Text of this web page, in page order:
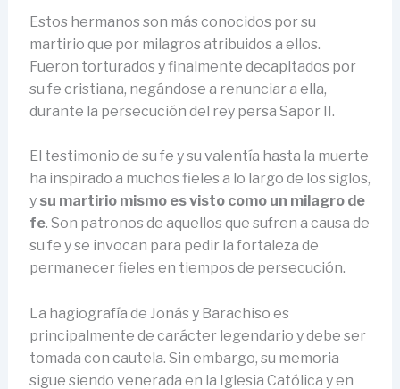
Estos hermanos son más conocidos por su
martirio que por milagros atribuidos a ellos.
Fueron torturados y finalmente decapitados por
su fe cristiana, negándose a renunciar a ella,
durante la persecución del rey persa Sapor II.
El testimonio de su fe y su valentía hasta la muerte
ha inspirado a muchos fieles a lo largo de los siglos,
y su martirio mismo es visto como un milagro de
fe. Son patronos de aquellos que sufren a causa de
su fe y se invocan para pedir la fortaleza de
permanecer fieles en tiempos de persecución.
La hagiografía de Jonás y Barachiso es
principalmente de carácter legendario y debe ser
tomada con cautela. Sin embargo, su memoria
sigue siendo venerada en la Iglesia Católica y en